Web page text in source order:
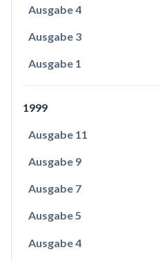
Ausgabe 4
Ausgabe 3
Ausgabe 1
1999
Ausgabe 11
Ausgabe 9
Ausgabe 7
Ausgabe 5
Ausgabe 4